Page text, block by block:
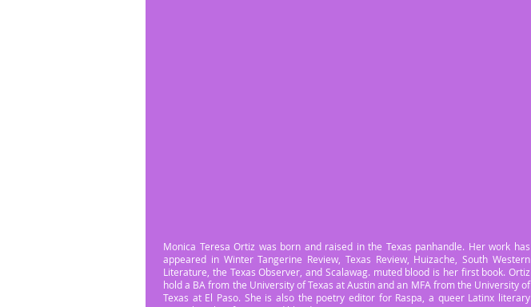
Monica Teresa Ortiz was born and raised in the Texas panhandle. Her work has
appeared in Winter Tangerine Review, Texas Review, Huizache, South Western
Literature, the Texas Observer, and Scalawag. muted blood is her first book. Ortiz
hold a BA from the University of Texas at Austin and an MFA from the University of
Texas at El Paso. She is also the poetry editor for Raspa, a queer Latinx literary